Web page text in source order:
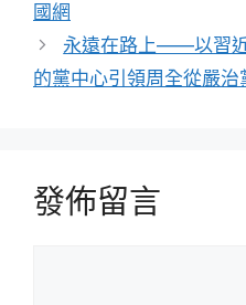
國網
永遠在路上——以習
的黨中心引領周全從嚴治
發佈留言